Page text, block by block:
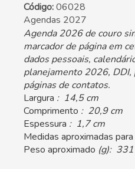
Código:06028
Agendas 2027
Agenda 2026 de couro
marcador de página em
dados pessoais,
planejamento 2026, DDI,
páginas de contatos.
Largura : 14,5 cm
Comprimento : 20,9 cm
Espessura : 1,7 cm
Medidas aproximadas
Peso aproximado (g): 331